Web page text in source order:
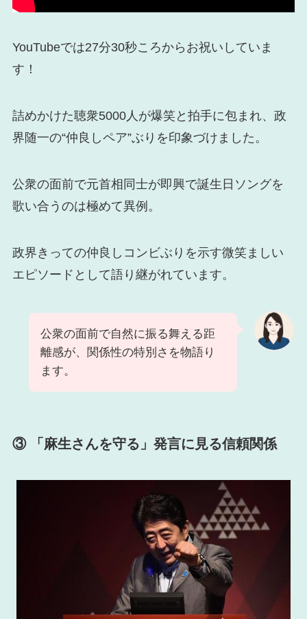
YouTubeでは27分30秒ころからお祝いしていま
す！
詰めかけた聴衆5000人が爆笑と拍手に包まれ、政
界随一の“仲良しペア”ぶりを印象づけました。
公衆の面前で元首相同士が即興で誕生日ソングを
歌い合うのは極めて異例。
政界きっての仲良しコンビぶりを示す微笑ましい
エピソードとして語り継がれています。
公衆の面前で自然に振る舞える距
離感が、関係性の特別さを物語り
ます。
③ 「麻生さんを守る」発言に見る信頼関係